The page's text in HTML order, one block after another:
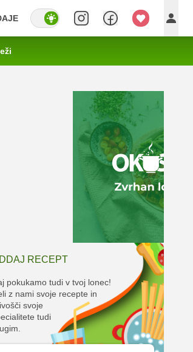
RECEPT
pokukamo tudi v tvoj lonec!
z nami svoje recepte in
svoje
tudi